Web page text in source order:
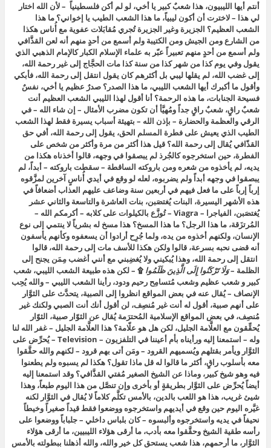
أنتم أيها الليبيون، هذا شعبٌ كبير يا أخي، لو لم أكن فلسطينياً – لأن الله اختار
لي هذا – لاخترت أن أكون ليبياً، ما هذا الشعب الطيب يا إخواني؟ ما هذا
الشعب العظيم؟ الجزيرة وغير الجزيرة تُجري مُقابَلات عفوية مع أُناس هكذا
من الشارع ومن الجيش ومن الكتيبة ولم أسمع من أحدٍ منهم أنه لعن القذَّافي
ولم أسمع من أحدٍ منهم تعبيراً عبّر به علماء الإسلام الكبار كالإمام الذهبي الذي
يقول وفي يوم كذا من شهر كذا من سنة كذا مات الحجَّاج إلى غير رحمة الله،
إلى غضب الله، لم يقلها ليبي بل أكثرهم كان يقول انتقل إلى رحمة الله، فأبكي
وأقول ما أكبرك أيها الشعب الليبي، ما هذا الصدر؟ صدرٌ عظيم يا أخي، نفسٌ
فسيحة الجنابات، ما هذه الرحمة؟ أنا أقول لهذا الليبي الشعب العظيم أنت
شعبٌ راقٍ، شعبٌ راقٍ جداً ومُهيَّأ أن تكون مضرب الأمثال – إن شاء الله – في
الرقي والعظمة والحضارة – بإذن الله – بتهيئة أسباب يسيرة فقط لهذا الشعب
الطيب الذي يعيش على فطرة المسلم الحق، يقول إلى رحمة الله، أفي حق
القذّافي يُقال إلى رحمة الله؟ قيل هذا أكثر من مرة وأكثر من شخص على
الفطرة، حين استخرجوه كالجُرذ لم يبصقوا في وجهه، قالوا أخذناه هكذا من
يديه، لم يأخذوه من شعره ومن باروكته الساقطة – سقطت باروكته – أبداً، لم
يبصقوا في وجهه أبداً ولم يضربوه، لعله لو وقع في أيدي أُناسٍ آخرين لمزَّقوه
إرباً إرباً على ما فعل فيهم في أربعين سنة وضاعف عليهم العذاب أضعافاً في
هذه الأشهر اليسيرة، البنات يُغتصَبن، بنات العاشرة والتاسعة والثاني عشر
يُغتصَبن، الفياجرا – Viagra – تُوزَّع بالكيلوات على كلابه – أكرمكم الله –
المُرتزَقة، ما هذا الرجل؟ ما هذا المسخ؟ هذا مسخ له بشرياً لا ينتمي إلى نوع
الإنسان، ولكنهم أخذوه من يده، ولما جُرِح أرادوا أن يسعفوه وكأنهم يأسفون
أنه قضى نحبه بسرعة، قالوا ولكن هكذا للأسف مات إلى رحمة الله، قالوا
انتقل إلى رحمة الله، وهذا يُبكيني ولا يُغضِبني مع أنني أغضب مِمَن يجنح إلى
الظلمة –وَلَا تَرْكَنُوا إِلَى الَّذِينَ ظَلَمُوا ۩ – لكن هذه طبيعة الشعب الليبي، شعب
كبير و شعب عظيم وشعب مُتسامِح رحيم ودود، رأينا الشعب الليبي – والله يُحِب
الإنصاف – يُقال عنه في بعض المواقع انظروا إلى الصبية، يتحدَّث على الثوَّار
على أنهم صبية، أقول له أنت غير مُنصِف، لن أقول أنك أنت الصبي ولكنك غير
مُنصِف، في بعض المواقع الإسلامية المُحترَمة يُقال عن الثوّار صبية، الثوّار
يُحقِّقون مع العلَّامة الجليل، لكن هل هو علّامة؟ هذا العلَّامة الجليل – غفر الله لنا
وله – استمعنا إليه ورأيناه بأم أعيننا في التلفزيون – Television – يُحرِّض على
الثوَّار ويأمر بقتلهم ويُسميهم القرود – ومَن أتى بهم قرود – لكنهم والله حقَّقوا
معه بأسلوب راقٍ، أكثر ما قالوا له قل ماذا تقول؟ هكذا لم يسبوه ولم يطعنوا
فيه وهو شيخ كبير، وماذا عن الشيخ الصغير مُفتي القذَّافي؟ وقد استمعنا إليه
أيضاً يُحرِّض على الثوَّار بطريقةٍ أو بأخرى وإن تنصَّل من هذا اليوم طبعاً، وهذا
شيئ غريب، هذا هو اللعب بالدين، بالأمس تكلَّم كلاماً لا يُقال في الثوَّار لكنه
غيَّره اليوم حين وقع في أيديهم واستخرجوه ووضعوا فقط قيداً صغيراً وخيطاً
نحيفاً في يديه واستخرجوه وألبسوه – كان بلباس داخلي – جلباباً ووضعوا على
رأسه طقية الشيخ وحقَّقوا معه بأدب، ما أرقى هؤلاء الليبيين، ما أرقى هؤلاء
الثوَّار، ما أرحمهم، هذا شعب يستحق كل خير والله، والله أذهلنا ببطولته بالأمس